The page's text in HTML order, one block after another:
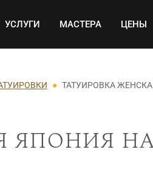
УСЛУГИ МАСТЕРА ЦЕНЫ
ТАТУИРОВКА
япония